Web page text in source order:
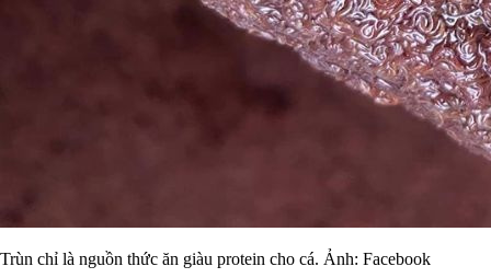
Trùn chỉ là nguồn thức ăn giàu protein cho cá. Ảnh: Facebook